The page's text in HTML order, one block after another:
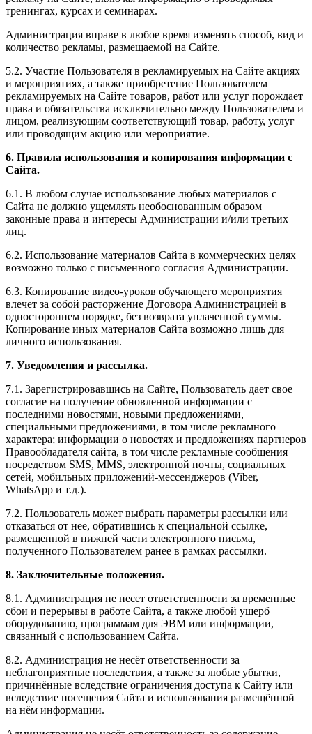
тренингах, курсах и семинарах.
Администрация вправе в любое время изменять способ, вид и
количество рекламы, размещаемой на Сайте.
5.2. Участие Пользователя в рекламируемых на Сайте акциях
и мероприятиях, а также приобретение Пользователем
рекламируемых на Сайте товаров, работ или услуг порождает
права и обязательства исключительно между Пользователем и
лицом, реализующим соответствующий товар, работу, услуг
или проводящим акцию или мероприятие.
6. Правила использования и копирования информации с
Сайта.
6.1. В любом случае использование любых материалов с
Сайта не должно ущемлять необоснованным образом
законные права и интересы Администрации и/или третьих
лиц.
6.2. Использование материалов Сайта в коммерческих целях
возможно только с письменного согласия Администрации.
6.3. Копирование видео-уроков обучающего мероприятия
влечет за собой расторжение Договора Администрацией в
одностороннем порядке, без возврата уплаченной суммы.
Копирование иных материалов Сайта возможно лишь для
личного использования.
7. Уведомления и рассылка.
7.1. Зарегистрировавшись на Сайте, Пользователь дает свое
согласие на получение обновленной информации с
последними новостями, новыми предложениями,
специальными предложениями, в том числе рекламного
характера; информации о новостях и предложениях партнеров
Правообладателя сайта, в том числе рекламные сообщения
посредством SMS, MMS, электронной почты, социальных
сетей, мобильных приложений-мессенджеров (Viber,
WhatsApp и т.д.).
7.2. Пользователь может выбрать параметры рассылки или
отказаться от нее, обратившись к специальной ссылке,
размещенной в нижней части электронного письма,
полученного Пользователем ранее в рамках рассылки.
8. Заключительные положения.
8.1. Администрация не несет ответственности за временные
сбои и перерывы в работе Сайта, а также любой ущерб
оборудованию, программам для ЭВМ или информации,
связанный с использованием Сайта.
8.2. Администрация не несёт ответственности за
неблагоприятные последствия, а также за любые убытки,
причинённые вследствие ограничения доступа к Сайту или
вследствие посещения Сайта и использования размещённой
на нём информации.